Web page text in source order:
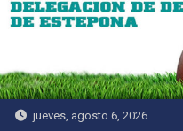
Saltar
jueves, agosto 6, 2026